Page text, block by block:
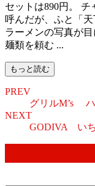
セットは890円。
呼んだが、ふと「
ラーメンの写真が
麺類を頼む ...
もっと読む
PREV
グリルM’s
NEXT
GODIVA い